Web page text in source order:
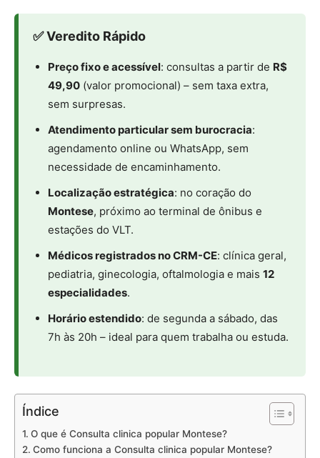
✅ Veredito Rápido
Preço fixo e acessível: consultas a partir de R$
49,90 (valor promocional) – sem taxa extra,
sem surpresas.
Atendimento particular sem burocracia:
agendamento online ou WhatsApp, sem
necessidade de encaminhamento.
Localização estratégica: no coração do
Montese, próximo ao terminal de ônibus e
estações do VLT.
Médicos registrados no CRM-CE: clínica geral,
pediatria, ginecologia, oftalmologia e mais 12
especialidades.
Horário estendido: de segunda a sábado, das
7h às 20h – ideal para quem trabalha ou estuda.
Índice
O que é Consulta clinica popular Montese?
Como funciona a Consulta clinica popular Montese?